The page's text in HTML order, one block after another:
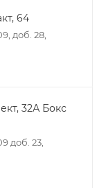
64
доб. 28,
32А Бокс
доб. 23,